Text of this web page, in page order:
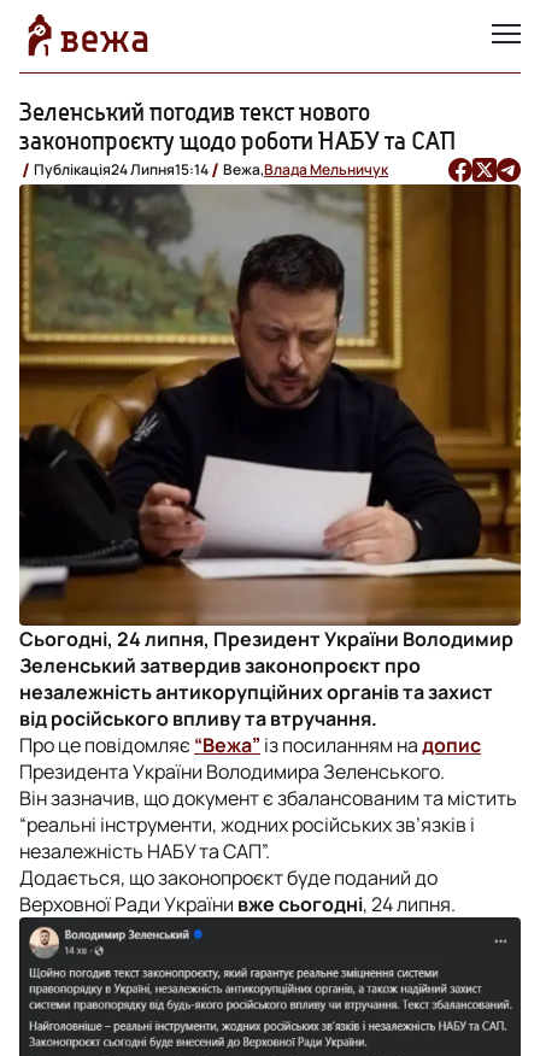
Зеленський погодив текст нового
законопроєкту щодо роботи НАБУ та САП
Публікація24 Липня15:14 Вежа,Влада Мельничук
Сьогодні, 24 липня, Президент України Володимир
Зеленський затвердив законопроєкт про
незалежність антикорупційних органів та захист
від російського впливу та втручання.
Про це повідомляє“Вежа” із посиланням надопис
Президента України Володимира Зеленського.
Він зазначив, що документ є збалансованим та містить
“реальні інструменти, жодних російських зв’язків і
незалежність НАБУ та САП”.
Додається, що законопроєкт буде поданий до
Верховної Ради України вже сьогодні, 24 липня.